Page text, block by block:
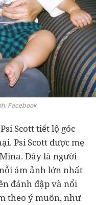
Facebook
Scott tiết lộ góc
Psi Scott được mẹ
Đây là người
ám ảnh lớn nhất
đánh đập và nổi
theo ý muốn, như